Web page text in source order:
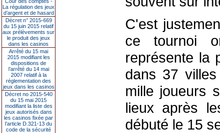
La régulation des jeux
d’argent et de hasard
Décret n° 2015-669
du 15 juin 2015 relatif
aux prélèvements sur
le produit des jeux
dans les casinos
Arrêté du 15 mai
2015 modifiant les
dispositions de
l’arrêté du 14 mai
2007 relatif à la
réglementation des
jeux dans les casinos
Décret no 2015-540
du 15 mai 2015
modifiant la liste des
jeux autorisés dans
les casinos fixée par
l’article D.321-13 du
code de la sécurité
C'est
ce tournoi
représente la
dans 37
mille joueurs
lieux après
débuté le 15